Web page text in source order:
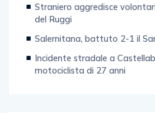
Straniero aggredisce
del Ruggi
Salernitana, battuto 2-1 il
Incidente stradale a
motociclista di 27 anni